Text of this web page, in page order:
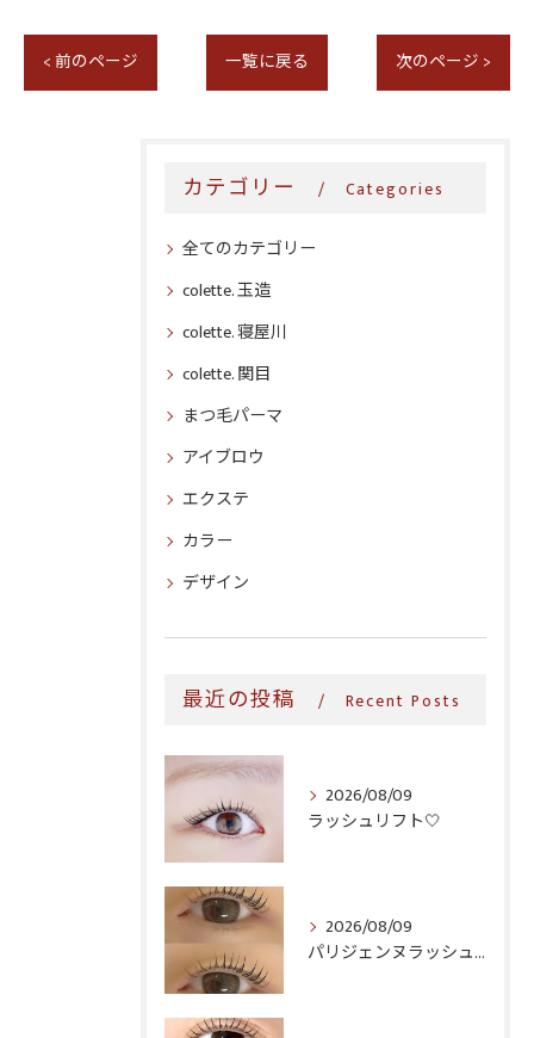
< 前のページ 一覧に戻る 次のページ >
カテゴリー Categories
全てのカテゴリー
colette. 玉造
colette. 寝屋川
colette. 関目
まつ毛パーマ
アイブロウ
エクステ
カラー
デザイン
最近の投稿 Recent Posts
2026/08/09
ラッシュリフト‎🤍
2026/08/09
パリジェンヌラッシュリフト♪